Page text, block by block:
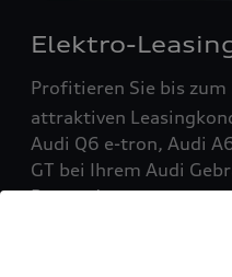
Elektro-
Profitieren Sie bis
attraktiven
Audi Q6 e-tron, Audi
GT bei Ihrem Audi
Partner!